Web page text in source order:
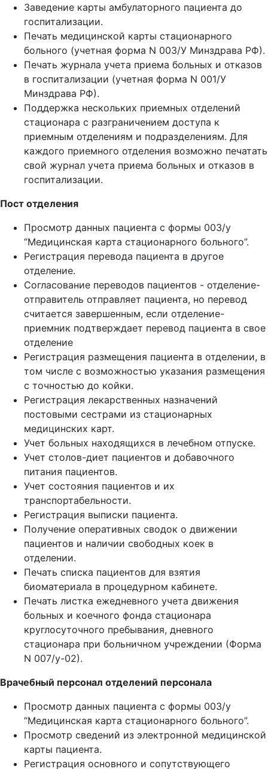
Заведение карты амбулаторного пациента до
госпитализации.
Печать медицинской карты стационарного
больного (учетная форма N 003/У Минздрава РФ).
Печать журнала учета приема больных и отказов
в госпитализации (учетная форма N 001/У
Минздрава РФ).
Поддержка нескольких приемных отделений
стационара с разграничением доступа к
приемным отделениям и подразделениям. Для
каждого приемного отделения возможно печатать
свой журнал учета приема больных и отказов в
госпитализации.
Пост отделения
Просмотр данных пациента с формы 003/у
“Медицинская карта стационарного больного”.
Регистрация перевода пациента в другое
отделение.
Согласование переводов пациентов - отделение-
отправитель отправляет пациента, но перевод
считается завершенным, если отделение-
приемник подтверждает перевод пациента в свое
отделение
Регистрация размещения пациента в отделении, в
том числе с возможностью указания размещения
с точностью до койки.
Регистрация лекарственных назначений
постовыми сестрами из стационарных
медицинских карт.
Учет больных находящихся в лечебном отпуске.
Учет столов-диет пациентов и добавочного
питания пациентов.
Учет состояния пациентов и их
транспортабельности.
Регистрация выписки пациента.
Получение оперативных сводок о движении
пациентов и наличии свободных коек в
отделении.
Печать списка пациентов для взятия
биоматериала в процедурном кабинете.
Печать листка ежедневного учета движения
больных и коечного фонда стационара
круглосуточного пребывания, дневного
стационара при больничном учреждении (Форма
N 007/у-02).
Врачебный персонал отделений персонала
Просмотр данных пациента с формы 003/у
“Медицинская карта стационарного больного”.
Просмотр сведений из электронной медицинской
карты пациента.
Регистрация основного и сопутствующего